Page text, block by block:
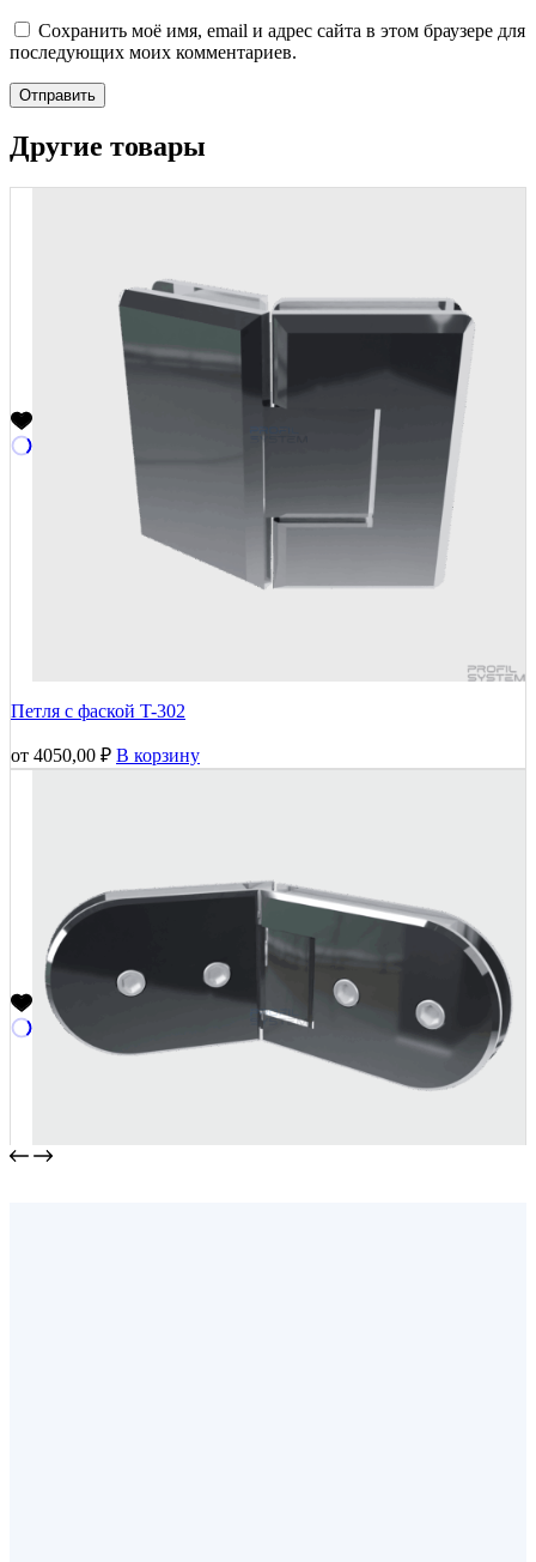
Сохранить моё имя, email и адрес сайта в этом браузере для
последующих моих комментариев.
Отправить
Другие товары
Петля с фаской T-302
от 4050,00 ₽ В корзину